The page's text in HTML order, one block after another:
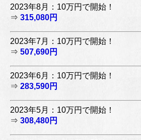
2023年8月：10万円で開始！
⇒ 315,080円
2023年7月：10万円で開始！
⇒ 507,690円
2023年6月：10万円で開始！
⇒ 283,590円
2023年5月：10万円で開始！
⇒ 308,480円